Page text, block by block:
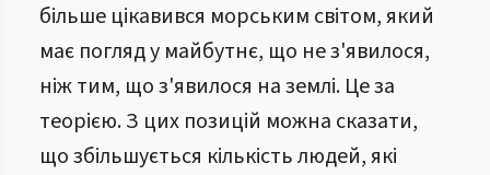
більше цікавився морським світом, який
має погляд у майбутнє, що не з'явилося,
ніж тим, що з'явилося на землі. Це за
теорією. З цих позицій можна сказати,
що збільшується кількість людей, які